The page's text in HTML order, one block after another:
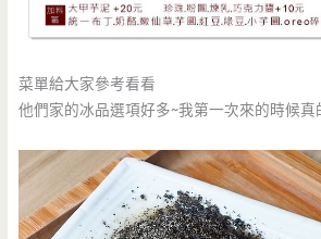
菜單給大家參考看看
他們家的冰品選項好多~我第一次來的時候真